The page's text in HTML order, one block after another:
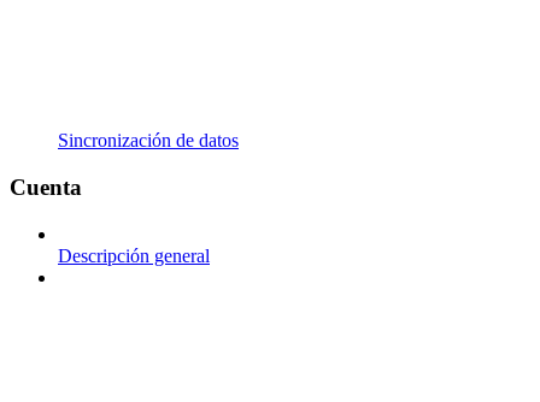
Sincronización de datos
Cuenta
Descripción general